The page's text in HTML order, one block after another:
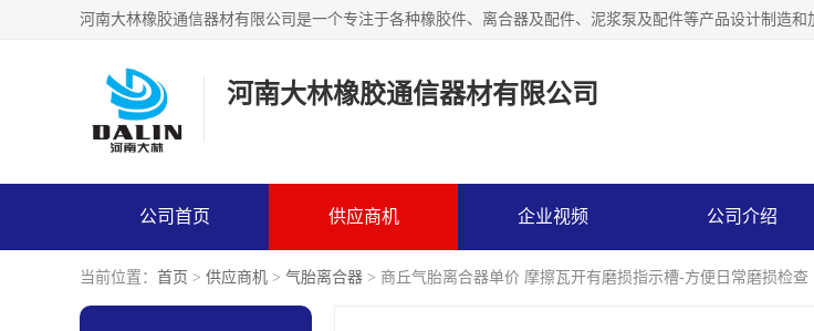
河南大林橡胶通信器材有限公司
公司首页 供应商机 企业视频 公司介绍
当前位置： 首页 > 供应商机 > 气胎离合器 > 商丘气胎离合器单价 摩擦瓦开有磨损指示槽-方便日常磨损检查